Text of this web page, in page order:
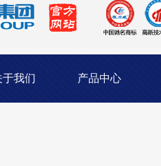
于我们 产品中心